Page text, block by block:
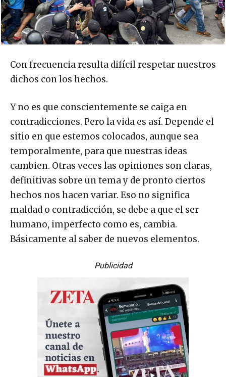
Con frecuencia resulta difícil respetar nuestros
dichos con los hechos.
Y no es que conscientemente se caiga en
contradicciones. Pero la vida es así. Depende el
sitio en que estemos colocados, aunque sea
temporalmente, para que nuestras ideas
cambien. Otras veces las opiniones son claras,
definitivas sobre un tema y de pronto ciertos
hechos nos hacen variar. Eso no significa
maldad o contradicción, se debe a que el ser
humano, imperfecto como es, cambia.
Básicamente al saber de nuevos elementos.
Publicidad